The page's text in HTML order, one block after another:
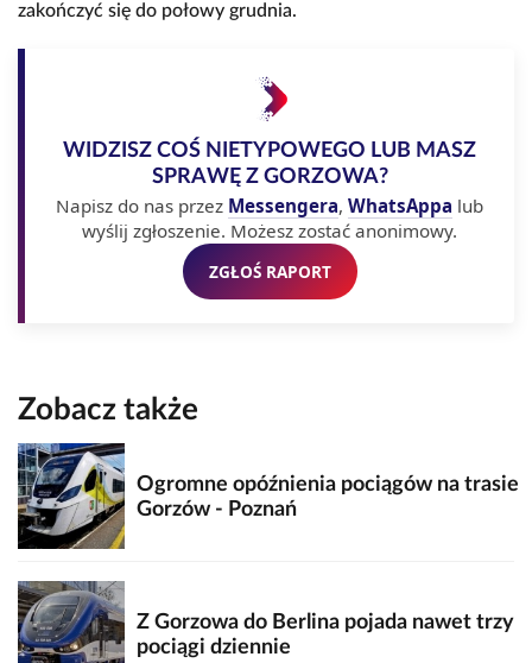
zakończyć się do połowy grudnia.
WIDZISZ COŚ NIETYPOWEGO LUB MASZ
SPRAWĘ Z GORZOWA?
Napisz do nas przez Messengera, WhatsAppa lub
wyślij zgłoszenie. Możesz zostać anonimowy.
ZGŁOŚ RAPORT
Zobacz także
Ogromne opóźnienia pociągów na trasie
Gorzów - Poznań
Z Gorzowa do Berlina pojada nawet trzy
pociągi dziennie